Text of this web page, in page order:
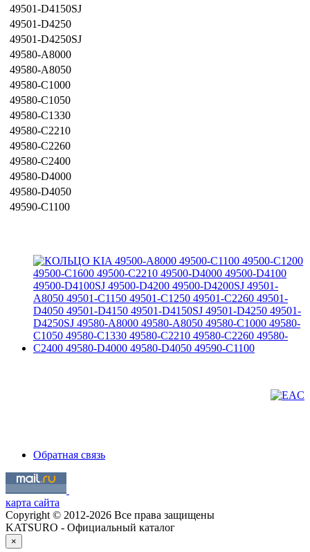
49501-D4150SJ
49501-D4250
49501-D4250SJ
49580-A8000
49580-A8050
49580-C1000
49580-C1050
49580-C1330
49580-C2210
49580-C2260
49580-C2400
49580-D4000
49580-D4050
49590-C1100
Обратная связь
карта сайта
Copyright © 2012-2026 Все права защищены
KATSURO - Официальный каталог
×